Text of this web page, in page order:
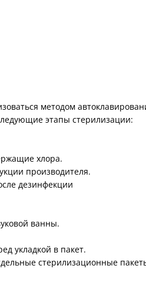
методом
этапы стерилизации:
хлора.
производителя.
дезинфекции
ванны.
укладкой в пакет.
стерилизационные